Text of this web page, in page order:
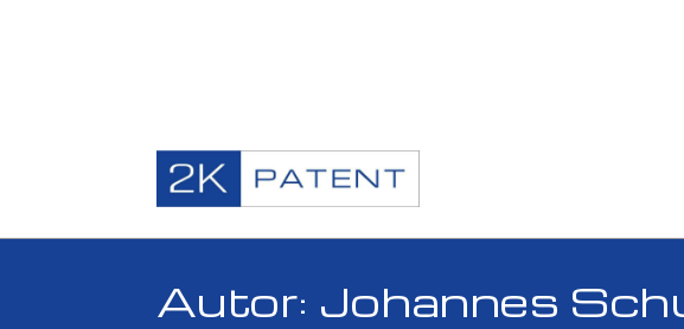
Autor: Johannes